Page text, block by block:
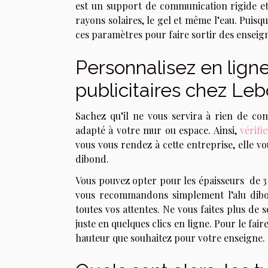
est un support de communication rigide
rayons solaires, le gel et même l’eau.
ces paramètres pour faire sortir des
Personnalisez en
publicitaires chez
Sachez qu’il ne vous servira à rien de
adapté à votre mur ou espace. Ainsi,
vous vous rendez à cette entreprise, elle
dibond.
Vous pouvez opter pour les épaisseurs de
vous recommandons simplement l’alu
toutes vos attentes. Ne vous faites plus de
juste en quelques clics en ligne. Pour le
hauteur que souhaitez pour votre enseigne.